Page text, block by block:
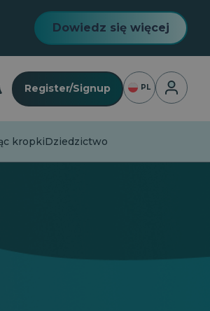
Dowiedz się więcej
Register/Signup PL
kropkiDziedzictwo